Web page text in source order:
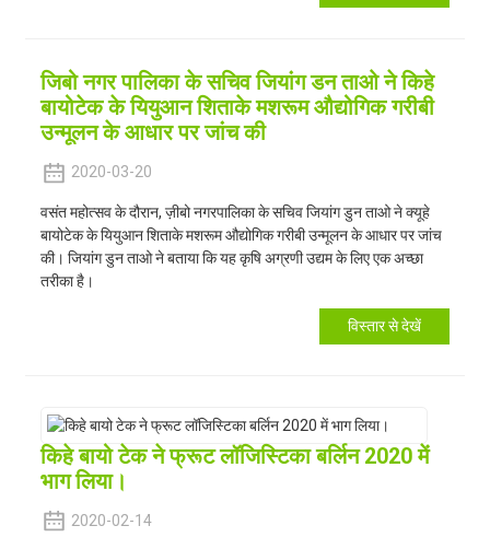
जिबो नगर पालिका के सचिव जियांग डन ताओ ने किहे
बायोटेक के यियुआन शिताके मशरूम औद्योगिक गरीबी
उन्मूलन के आधार पर जांच की
2020-03-20
वसंत महोत्सव के दौरान, ज़ीबो नगरपालिका के सचिव जियांग डुन ताओ ने क्यूहे
बायोटेक के यियुआन शिताके मशरूम औद्योगिक गरीबी उन्मूलन के आधार पर जांच
की। जियांग डुन ताओ ने बताया कि यह कृषि अग्रणी उद्यम के लिए एक अच्छा
तरीका है।
विस्तार से देखें
किहे बायो टेक ने फ्रूट लॉजिस्टिका बर्लिन 2020 में
भाग लिया।
2020-02-14